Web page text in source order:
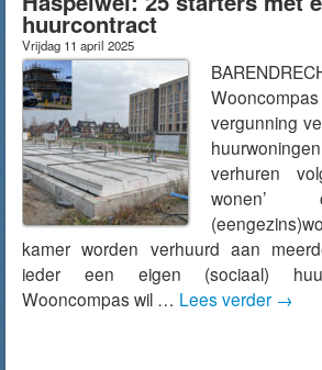
huurcontract
Vrijdag 11 april 2025
vergunning
verhuren
wonen’
kamer worden verhuurd aan
ieder een eigen (sociaal)
Wooncompas wil … Lees verder →